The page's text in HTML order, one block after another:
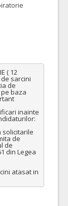
( 12
sarcini
de
baza
inainte
solicitarile
de
de
din Legea
atasat in